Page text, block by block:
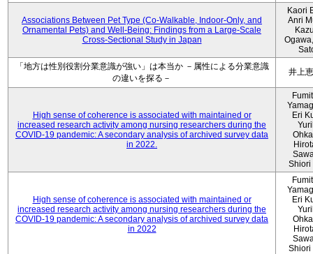
Associations Between Pet Type (Co-Walkable, Indoor-Only, and
Ornamental Pets) and Well-Being: Findings from a Large-Scale
Cross-Sectional Study in Japan
Kaori
Anri
「地方は性別役割分業意識が強い」は本当か －属性による分業意識
の違いを探る－
井上
High sense of coherence is associated with maintained or
increased research activity among nursing researchers during the
COVID-19 pandemic: A secondary analysis of archived survey data
in 2022.
Eri
Shiori
High sense of coherence is associated with maintained or
increased research activity among nursing researchers during the
COVID-19 pandemic: A secondary analysis of archived survey data
in 2022
Eri
Shiori